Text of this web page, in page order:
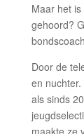
Maar het
gehoord?
Door de
en
als sinds
maakte ze